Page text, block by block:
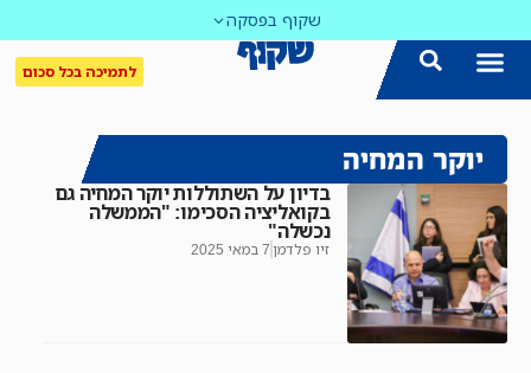
שקוף בפסקה
לתמיכה בכל סכום
יוקר המחיה
בדיון על השתוללות יוקר המחיה גם
בקואליציה הסכימו: "הממשלה
נכשלה"
זיו פלדמן 7 במאי 2025